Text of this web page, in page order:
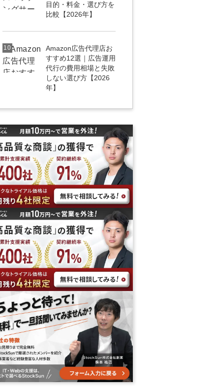
目的・料金・選び方を
比較【2026年】
10
Amazon広告代理店お
すすめ12選｜広告運用
代行の費用相場と失敗
しない選び方【2026
年】